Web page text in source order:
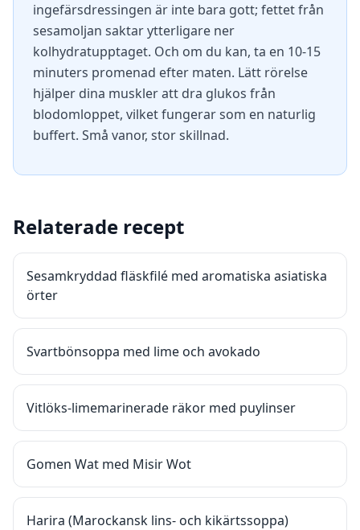
ingefärsdressingen är inte bara gott; fettet från
sesamoljan saktar ytterligare ner
kolhydratupptaget. Och om du kan, ta en 10-15
minuters promenad efter maten. Lätt rörelse
hjälper dina muskler att dra glukos från
blodomloppet, vilket fungerar som en naturlig
buffert. Små vanor, stor skillnad.
Relaterade recept
Sesamkryddad fläskfilé med aromatiska asiatiska
örter
Svartbönsoppa med lime och avokado
Vitlöks-limemarinerade räkor med puylinser
Gomen Wat med Misir Wot
Harira (Marockansk lins- och kikärtssoppa)